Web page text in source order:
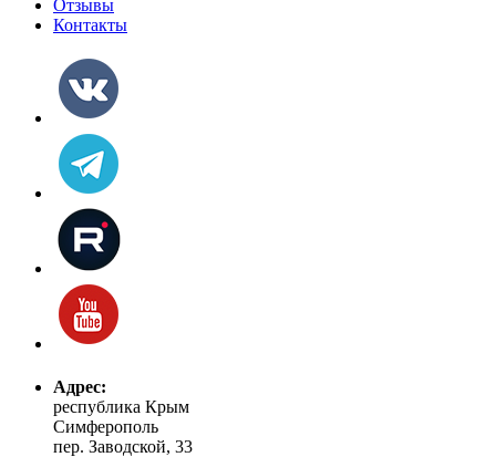
Отзывы
Контакты
Адрес:
республика Крым
Симферополь
пер. Заводской, 33